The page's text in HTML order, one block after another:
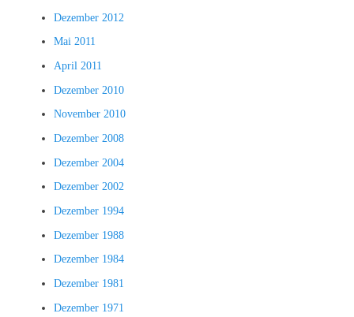
Dezember 2012
Mai 2011
April 2011
Dezember 2010
November 2010
Dezember 2008
Dezember 2004
Dezember 2002
Dezember 1994
Dezember 1988
Dezember 1984
Dezember 1981
Dezember 1971